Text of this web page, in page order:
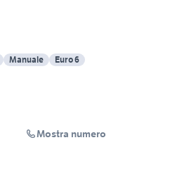
Manuale Euro 6
Mostra numero